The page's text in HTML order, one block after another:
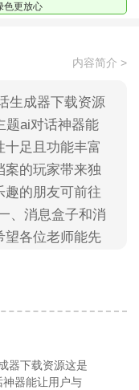
色更放心
内容简介 >
生成器下载资源
题ai对话神器能
足且功能丰富
案的玩家带来独
趣的朋友可前往
、消息盒子和消
望各位老师能先
器下载资源这是
器能让用户与